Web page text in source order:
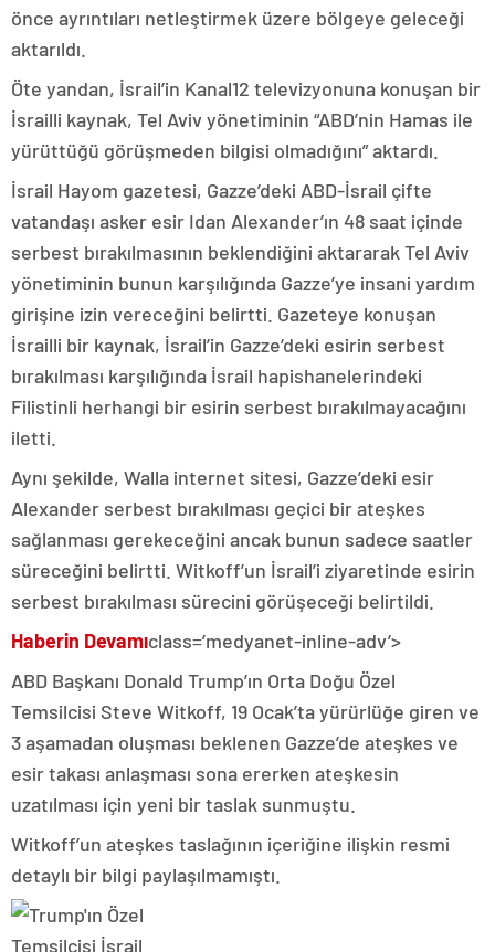
önce ayrıntıları netleştirmek üzere bölgeye geleceği
aktarıldı.
Öte yandan, İsrail’in Kanal12 televizyonuna konuşan bir
İsrailli kaynak, Tel Aviv yönetiminin “ABD’nin Hamas ile
yürüttüğü görüşmeden bilgisi olmadığını” aktardı.
İsrail Hayom gazetesi, Gazze’deki ABD-İsrail çifte
vatandaşı asker esir Idan Alexander’ın 48 saat içinde
serbest bırakılmasının beklendiğini aktararak Tel Aviv
yönetiminin bunun karşılığında Gazze’ye insani yardım
girişine izin vereceğini belirtti. Gazeteye konuşan
İsrailli bir kaynak, İsrail’in Gazze’deki esirin serbest
bırakılması karşılığında İsrail hapishanelerindeki
Filistinli herhangi bir esirin serbest bırakılmayacağını
iletti.
Aynı şekilde, Walla internet sitesi, Gazze’deki esir
Alexander serbest bırakılması geçici bir ateşkes
sağlanması gerekeceğini ancak bunun sadece saatler
süreceğini belirtti. Witkoff’un İsrail’i ziyaretinde esirin
serbest bırakılması sürecini görüşeceği belirtildi.
Haberin Devamıclass=’medyanet-inline-adv’>
ABD Başkanı Donald Trump’ın Orta Doğu Özel
Temsilcisi Steve Witkoff, 19 Ocak’ta yürürlüğe giren ve
3 aşamadan oluşması beklenen Gazze’de ateşkes ve
esir takası anlaşması sona ererken ateşkesin
uzatılması için yeni bir taslak sunmuştu.
Witkoff’un ateşkes taslağının içeriğine ilişkin resmi
detaylı bir bilgi paylaşılmamıştı.